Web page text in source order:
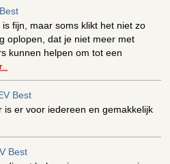
fijn, maar soms klikt het niet zo
oplopen, dat je niet meer met
kunnen helpen om tot een
Best
is er voor iedereen en gemakkelijk
Best